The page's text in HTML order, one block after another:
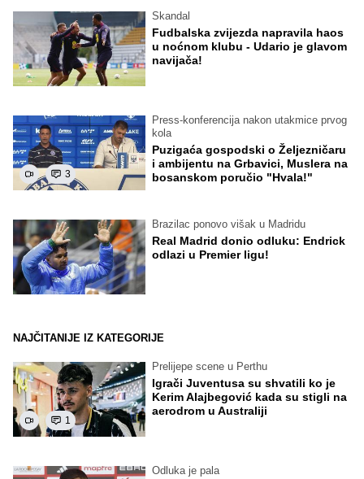
Skandal
Fudbalska zvijezda napravila haos
u noćnom klubu - Udario je glavom
navijača!
3
Press-konferencija nakon utakmice prvog
kola
Puzigaća gospodski o Željezničaru
i ambijentu na Grbavici, Muslera na
bosanskom poručio "Hvala!"
Brazilac ponovo višak u Madridu
Real Madrid donio odluku: Endrick
odlazi u Premier ligu!
NAJČITANIJE IZ KATEGORIJE
1
Prelijepe scene u Perthu
Igrači Juventusa su shvatili ko je
Kerim Alajbegović kada su stigli na
aerodrom u Australiji
Odluka je pala